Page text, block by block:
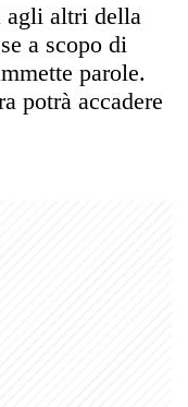
agli altri della
a scopo di
parole.
potrà accadere